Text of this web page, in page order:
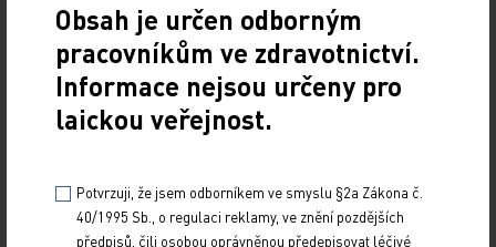
využívá pro zobrazování plicních žil intrakardiální
echokardiografie (ICE) kvůli přesné manipulaci s
katétry; tato metoda je velmi přínosná u
transseptální katetrizace, která je dnes rutinní
Obsah je určen odborným
pracovníkům ve zdravotnictví.
Informace nejsou určeny pro
laickou veřejnost.
Potvrzuji, že jsem odborníkem ve smyslu §2a Zákona č.
40/1995 Sb., o regulaci reklamy, ve znění pozdějších
předpisů, čili osobou oprávněnou předepisovat léčivé